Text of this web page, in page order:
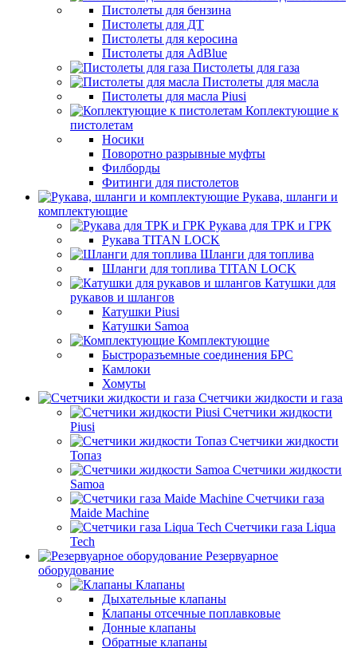
Пистолеты для бензина
Пистолеты для ДТ
Пистолеты для керосина
Пистолеты для AdBlue
Пистолеты для газа
Пистолеты для масла
Пистолеты для масла Piusi
Коплектующие к
пистолетам
Носики
Поворотно разрывные муфты
Филборды
Фитинги для пистолетов
Рукава, шланги и
комплектующие
Рукава для ТРК и ГРК
Рукава TITAN LOCK
Шланги для топлива
Шланги для топлива TITAN LOCK
Катушки для
рукавов и шлангов
Катушки Piusi
Катушки Samoa
Комплектующие
Быстроразъемные соединения БРС
Камлоки
Хомуты
Счетчики жидкости и газа
Счетчики жидкости
Piusi
Счетчики жидкости
Топаз
Счетчики жидкости
Samoa
Счетчики газа
Maide Machine
Счетчики газа Liqua
Tech
Резервуарное
оборудование
Клапаны
Дыхательные клапаны
Клапаны отсечные поплавковые
Донные клапаны
Обратные клапаны